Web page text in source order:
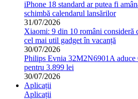
iPhone 18 standard ar putea fi
schimbă calendarul lansărilor
31/07/2026
Xiaomi: 9 din 10 români consideră
cel mai util gadget în vacanță
30/07/2026
Philips Evnia 32M2N6901A
pentru 3.899 lei
30/07/2026
Aplicații
Aplicații